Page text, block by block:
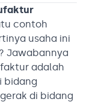
contoh
usaha ini
Jawabannya
adalah
bidang
di bidang